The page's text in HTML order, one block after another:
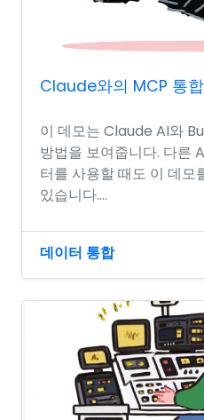
Claude와의 MCP 통합
이 데모는 Claude AI와
방법을 보여줍니다. 다른
터를 사용할 때도 이 데모
있습니다....
데이터 통합